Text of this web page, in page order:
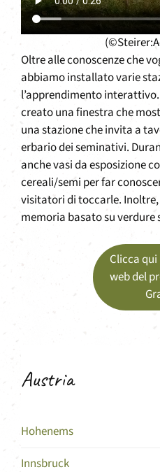
Oltre alle conoscenze che
abbiamo installato varie
l’apprendimento
creato una finestra che
una stazione che invita a
erbario dei seminativi.
anche vasi da esposizione
cereali/semi per far
visitatori di toccarle.
memoria basato su
Clicca
web del
Austria
Hohenems
Innsbruck